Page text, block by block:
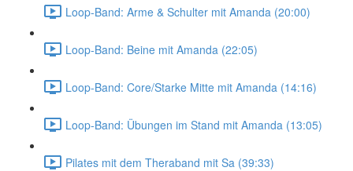
Loop-Band: Arme & Schulter mit Amanda (20:00)
Loop-Band: Beine mit Amanda (22:05)
Loop-Band: Core/Starke Mitte mit Amanda (14:16)
Loop-Band: Übungen im Stand mit Amanda (13:05)
Pilates mit dem Theraband mit Sa (39:33)